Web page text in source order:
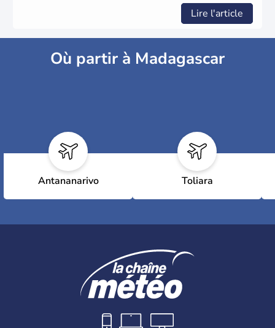
Lire l'article
Où partir à Madagascar
Antananarivo Toliara